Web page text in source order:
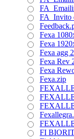
FA_Invito
Fexa
Fexa
Fexa agg
Fexa Rev
Fexa
Fexa.zip
FI